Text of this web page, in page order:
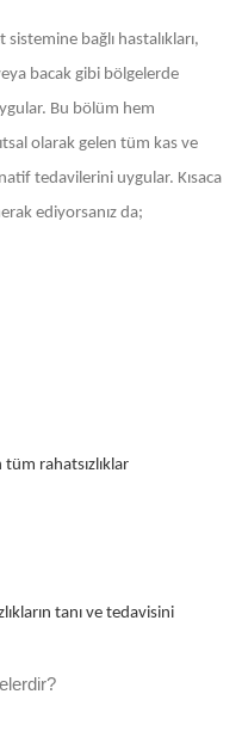
sistemine bağlı hastalıkları,
bacak gibi bölgelerde
Bu bölüm hem
olarak gelen tüm kas ve
tedavilerini uygular. Kısaca
ediyorsanız da;
rahatsızlıklar
tanı ve tedavisini